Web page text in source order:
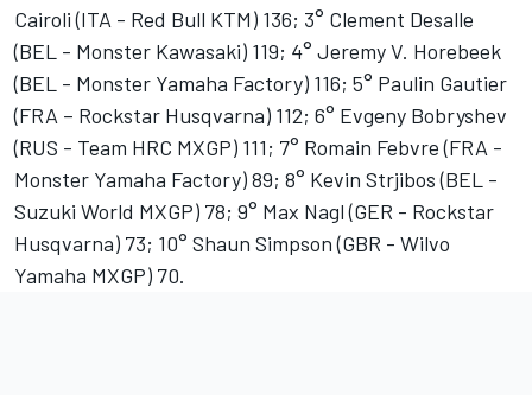
Cairoli (ITA - Red Bull KTM) 136; 3° Clement Desalle
(BEL - Monster Kawasaki) 119; 4° Jeremy V. Horebeek
(BEL - Monster Yamaha Factory) 116; 5° Paulin Gautier
(FRA – Rockstar Husqvarna) 112; 6° Evgeny Bobryshev
(RUS - Team HRC MXGP) 111; 7° Romain Febvre (FRA -
Monster Yamaha Factory) 89; 8° Kevin Strjibos (BEL -
Suzuki World MXGP) 78; 9° Max Nagl (GER - Rockstar
Husqvarna) 73; 10° Shaun Simpson (GBR - Wilvo
Yamaha MXGP) 70.